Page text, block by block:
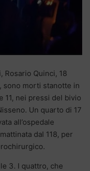
Rosario Quinci, 18
sono morti stanotte in
11, nei pressi del bivio
Un quarto di 17
all’ospedale
dal 118, per
3. I quattro, che